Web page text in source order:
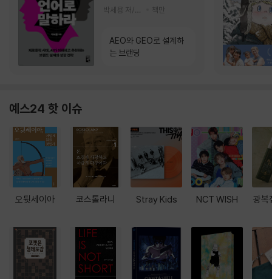
책만
AEO와 GEO로 설계하
는 브랜딩
예스24 핫 이슈
오뒷세이아 코스톨라니 Stray Kids NCT WISH 광복